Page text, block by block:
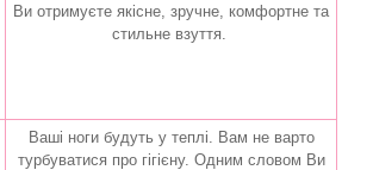
Ви отримуєте якісне, зручне, комфортне та
стильне взуття.
Ваші ноги будуть у теплі. Вам не варто
турбуватися про гігієну. Одним словом Ви